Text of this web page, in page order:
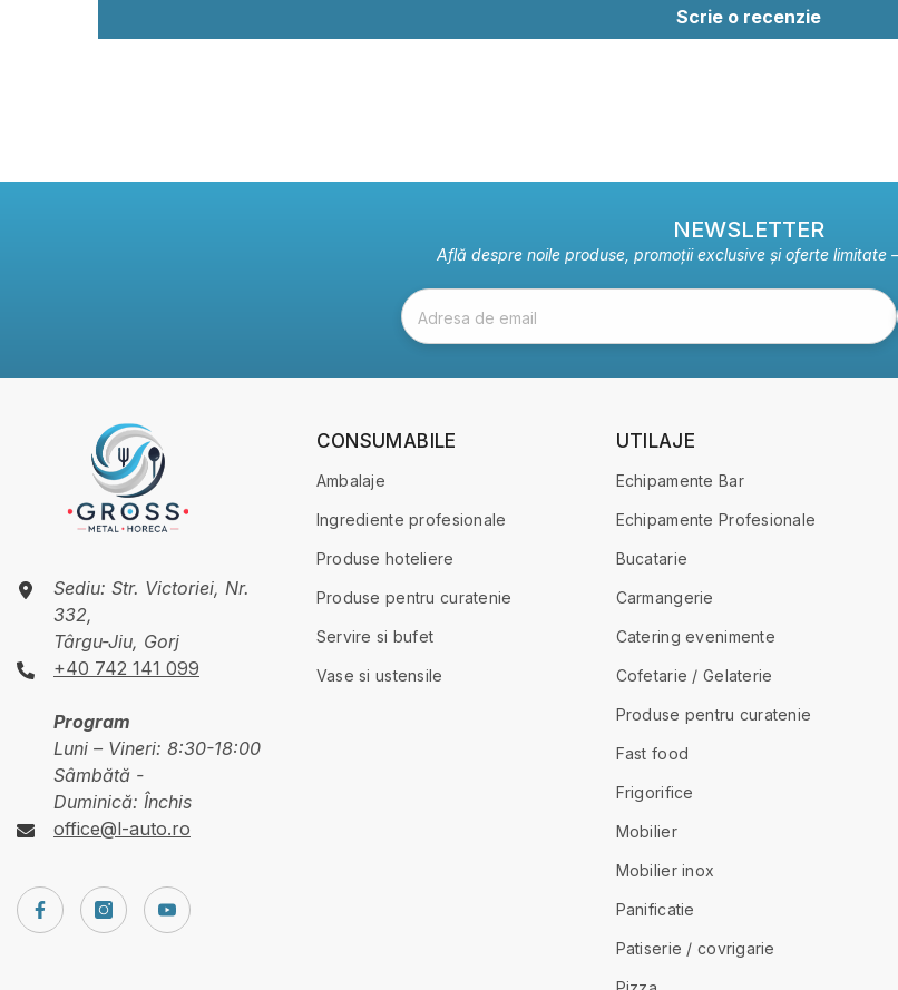
Scrie o recenzie
NEWSLETTER
Află despre noile produse, promoții exclusive și oferte
Adresa de email
Sediu: Str. Victoriei, Nr.
332,
Târgu-Jiu, Gorj
+40 742 141 099
Program
Luni – Vineri: 8:30-18:00
Sâmbătă -
Duminică: Închis
office@l-auto.ro
CONSUMABILE
Ambalaje
Ingrediente profesionale
Produse hoteliere
Produse pentru curatenie
Servire si bufet
Vase si ustensile
UTILAJE
Echipamente Bar
Echipamente Profesionale
Bucatarie
Carmangerie
Catering evenimente
Cofetarie / Gelaterie
Produse pentru curatenie
Fast food
Frigorifice
Mobilier
Mobilier inox
Panificatie
Patiserie / covrigarie